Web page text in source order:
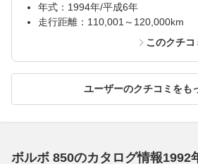
年式：1994年/平成6年
走行距離：110,001～120,000km
このクチ
ユーザーのクチコミをも
ボルボ 850のカタログ情報1992